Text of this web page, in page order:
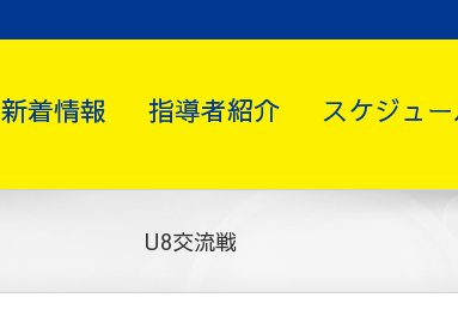
新着情報 指導者紹介 スケジュ
U8交流戦